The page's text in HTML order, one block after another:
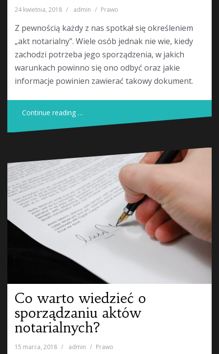
24 kwietnia, 2018 admin Prawo
Z pewnością każdy z nas spotkał się określeniem
„akt notarialny”. Wiele osób jednak nie wie, kiedy
zachodzi potrzeba jego sporządzenia, w jakich
warunkach powinno się ono odbyć oraz jakie
informacje powinien zawierać takowy dokument.
Continue reading …
Co warto wiedzieć o
sporządzaniu aktów
notarialnych?
15 marca, 2018 admin Prawo